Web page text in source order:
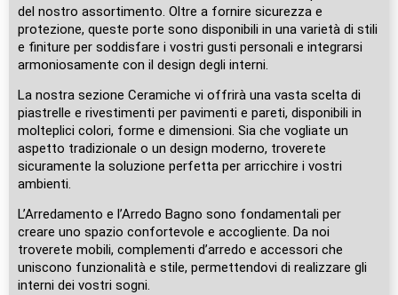
del nostro assortimento. Oltre a fornire sicurezza e
protezione, queste porte sono disponibili in una varietà di stili
e finiture per soddisfare i vostri gusti personali e integrarsi
armoniosamente con il design degli interni.
La nostra sezione Ceramiche vi offrirà una vasta scelta di
piastrelle e rivestimenti per pavimenti e pareti, disponibili in
molteplici colori, forme e dimensioni. Sia che vogliate un
aspetto tradizionale o un design moderno, troverete
sicuramente la soluzione perfetta per arricchire i vostri
ambienti.
L’Arredamento e l’Arredo Bagno sono fondamentali per
creare uno spazio confortevole e accogliente. Da noi
troverete mobili, complementi d’arredo e accessori che
uniscono funzionalità e stile, permettendovi di realizzare gli
interni dei vostri sogni.